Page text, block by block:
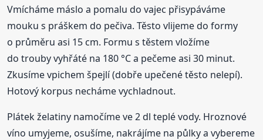
Vmícháme máslo a pomalu do vajec přisypáváme
mouku s práškem do pečiva. Těsto vlijeme do formy
o průměru asi 15 cm. Formu s těstem vložíme
do trouby vyhřáté na 180 °C a pečeme asi 30 minut.
Zkusíme vpichem špejlí (dobře upečené těsto nelepí).
Hotový korpus necháme vychladnout.
Plátek želatiny namočíme ve 2 dl teplé vody. Hroznové
víno umyjeme, osušíme, nakrájíme na půlky a vybereme